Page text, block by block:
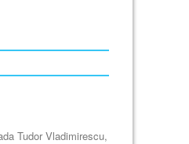
Tudor Vladimirescu,